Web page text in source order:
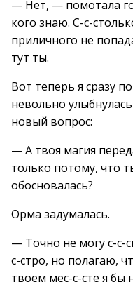
— Нет, — помотала
кого знаю. С-с-
приличного не
тут ты.
Вот теперь я сразу
невольно
новый вопрос:
— А твоя магия
только потому, что
обосновалась?
Орма задумалась.
— Точно не могу с-с-
с-стро, но полагаю,
твоем мес-с-сте я бы